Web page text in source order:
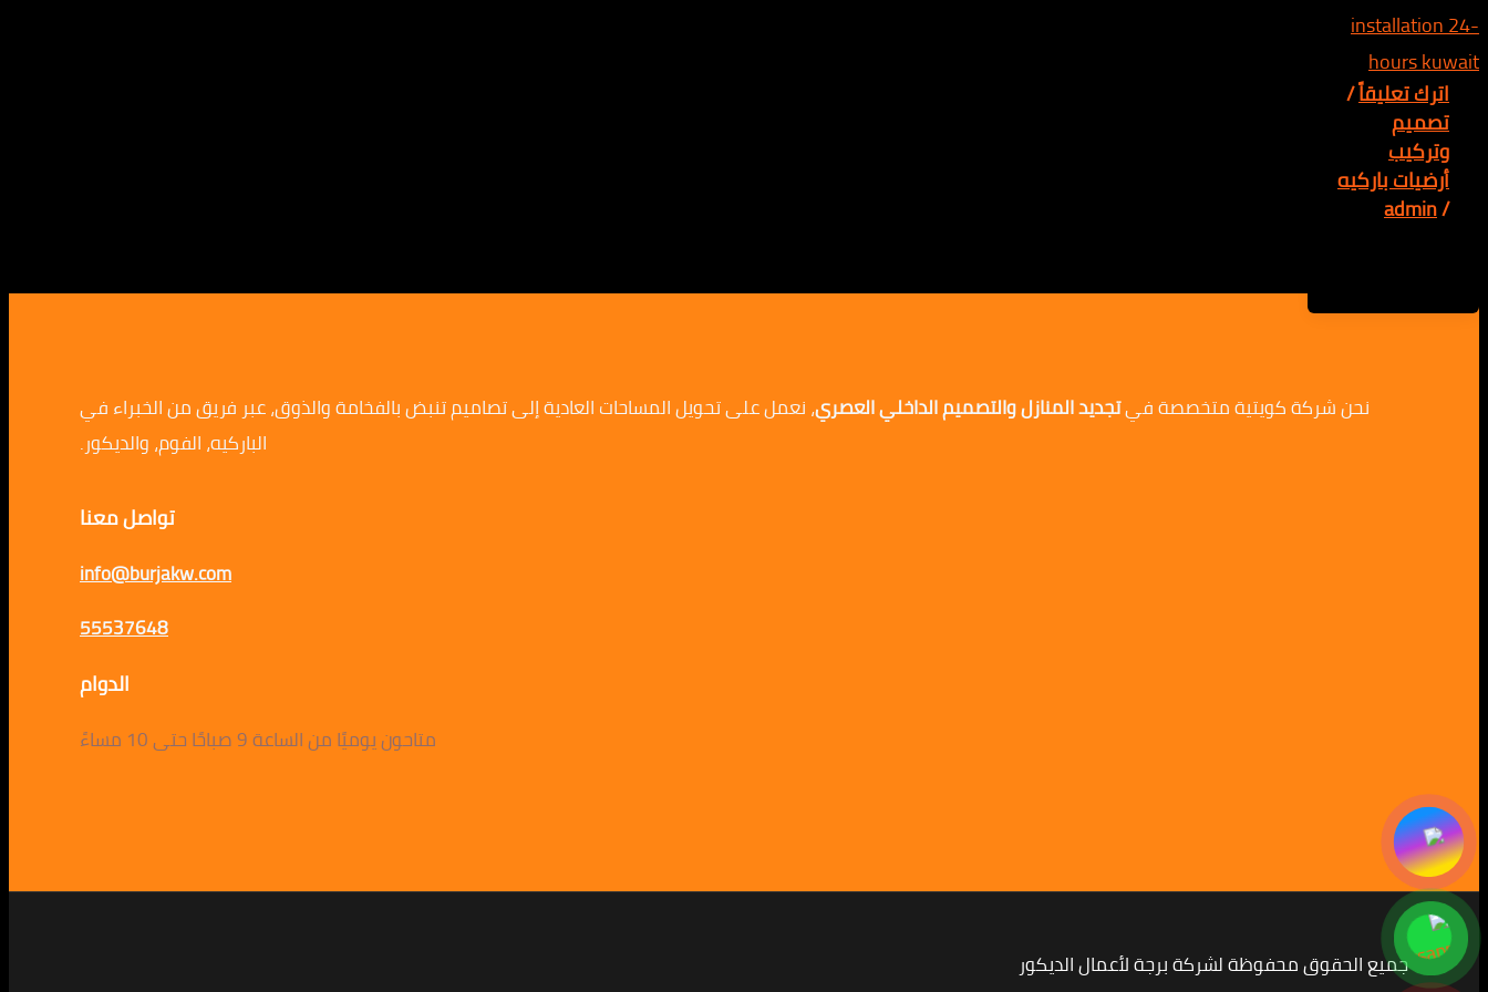
اترك تعليقاً/
تصميم
وتركيب
أرضيات باركيه
/
admin
نحن شركة كويتية متخصصة فيتجديد المنازل والتصميم الداخلي العصري، نعمل على تحويل المساحات العادية إلى تصاميم تنبض بالفخامة والذوق، عبر فريق من الخبراء في
الباركيه، الفوم، والديكور.
تواصل معنا
info@burjakw.com
55537648
الدوام
متاحون يوميًا من الساعة 9 صباحًا حتى 10 مساءً
جميع الحقوق محفوظة لشركة برجة لأعمال الديكور